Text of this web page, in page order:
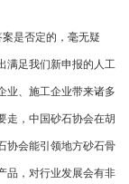
是否定的，毫无疑
满足我们新申报的人工
业、施工企业带来诸多
走，中国砂石协会在胡
协会能引领地方砂石骨
品，对行业发展会有非